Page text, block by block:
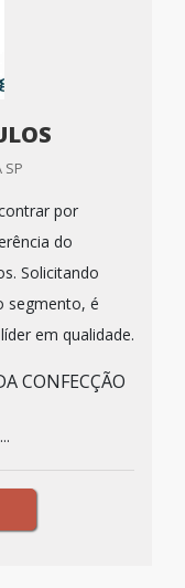
SP
por
do
Solicitando
segmento, é
em qualidade.
CONFECÇÃO